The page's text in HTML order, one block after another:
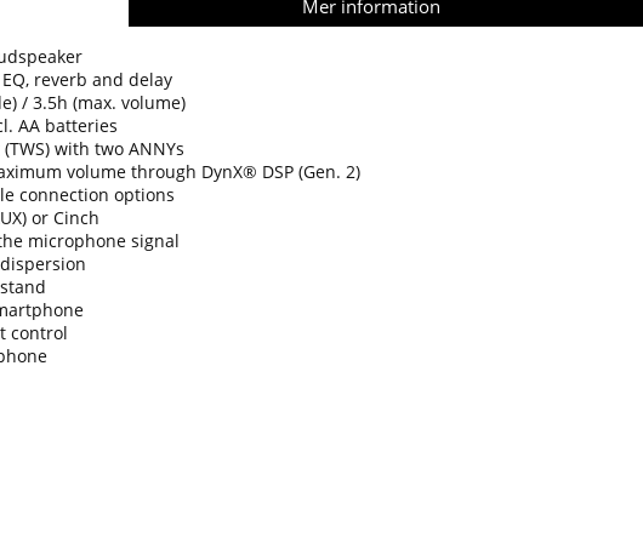
Mer information
reverb and delay
/ 3.5h (max. volume)
AA batteries
with two ANNYs
volume through DynX® DSP (Gen. 2)
connection options
or Cinch
microphone signal
control